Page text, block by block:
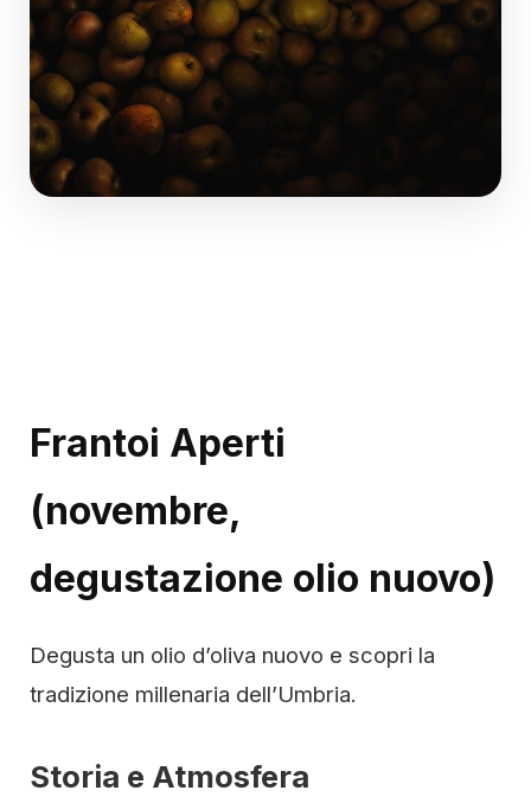
Frantoi Aperti
(novembre,
degustazione olio nuovo)
Degusta un olio d’oliva nuovo e scopri la
tradizione millenaria dell’Umbria.
Storia e Atmosfera